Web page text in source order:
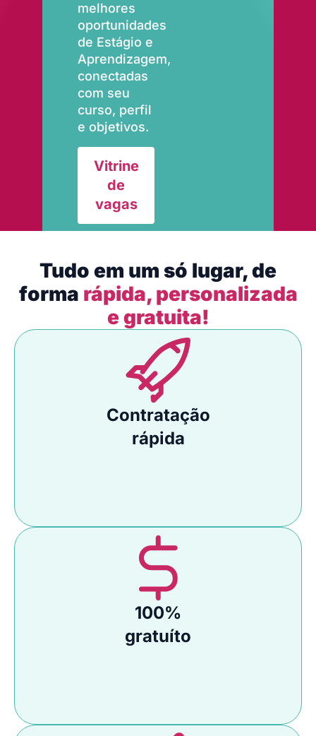
melhores
oportunidades
de Estágio e
Aprendizagem,
conectadas
com seu
curso, perfil
e objetivos.
Vitrine
de
vagas
Tudo em um só lugar, de
forma rápida, personalizada
e gratuita!
Contratação
rápida
100%
gratuíto